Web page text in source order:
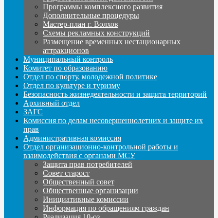
Программы комплексного развития
Дополнительные процедуры
Мастер-план г. Волхов
Схемы рекламных конструкций
Размещение временных нестационарных
аттракционов
Муниципальный контроль
Комитет по образованию
Отдел по спорту, молодежной политике
Отдел по культуре и туризму
Безопасность жизнедеятельности и защита территорий
Архивный отдел
ЗАГС
Комиссия по делам несовершеннолетних и защите их
прав
Административная комиссия
Отдел организационно-контрольной работы и
взаимодействия с органами МСУ
Защита прав потребителей
Совет старост
Общественный совет
Общественные организации
Инициативные комиссии
Информация по обращениям граждан